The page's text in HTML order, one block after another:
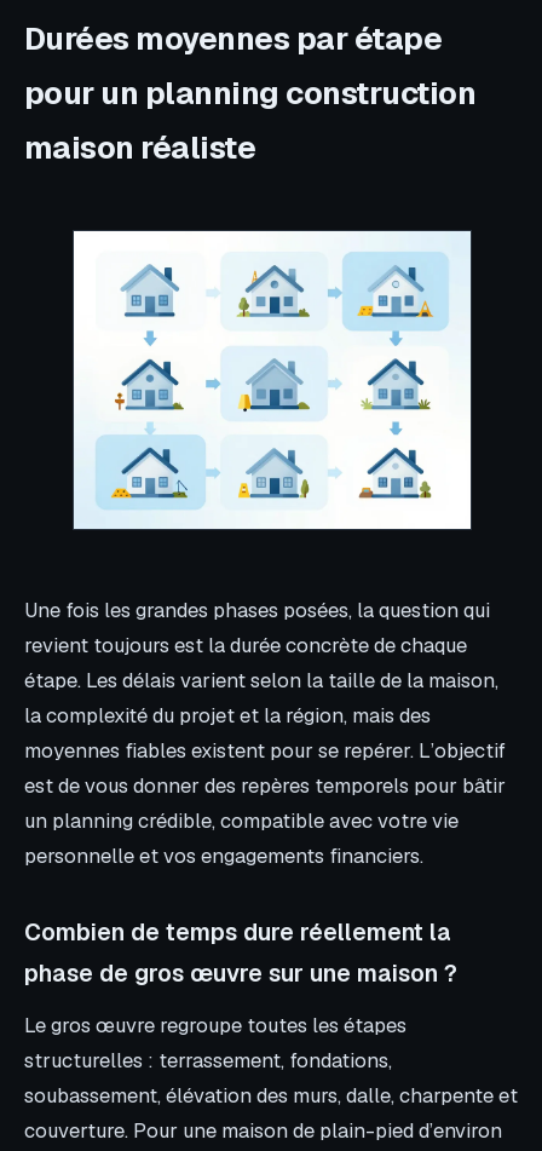
Durées moyennes par étape
pour un planning construction
maison réaliste
Une fois les grandes phases posées, la question qui
revient toujours est la durée concrète de chaque
étape. Les délais varient selon la taille de la maison,
la complexité du projet et la région, mais des
moyennes fiables existent pour se repérer. L’objectif
est de vous donner des repères temporels pour bâtir
un planning crédible, compatible avec votre vie
personnelle et vos engagements financiers.
Combien de temps dure réellement la
phase de gros œuvre sur une maison ?
Le gros œuvre regroupe toutes les étapes
structurelles : terrassement, fondations,
soubassement, élévation des murs, dalle, charpente et
couverture. Pour une maison de plain-pied d’environ